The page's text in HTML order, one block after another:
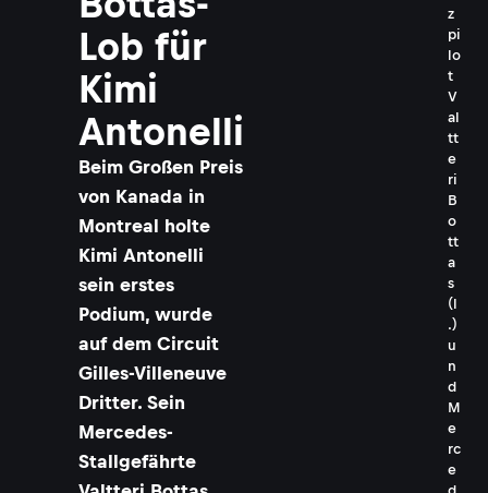
Lob für
Kimi
Antonelli
Beim Großen Preis
von Kanada in
Montreal holte
Kimi Antonelli
sein erstes
Podium, wurde
auf dem Circuit
Gilles-Villeneuve
Dritter. Sein
Mercedes-
Stallgefährte
z
pi
lo
t
V
al
tt
e
ri
B
o
tt
a
s
(l
.)
u
n
d
M
e
rc
e